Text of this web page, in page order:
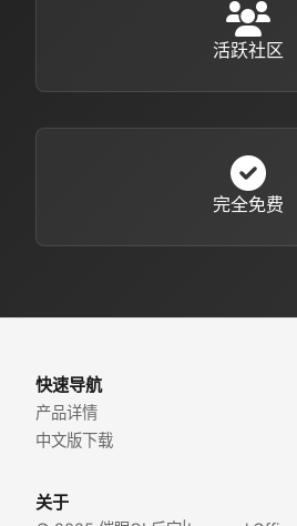
活跃社区
完全免费
快速导航
产品详情
中文版下载
关于